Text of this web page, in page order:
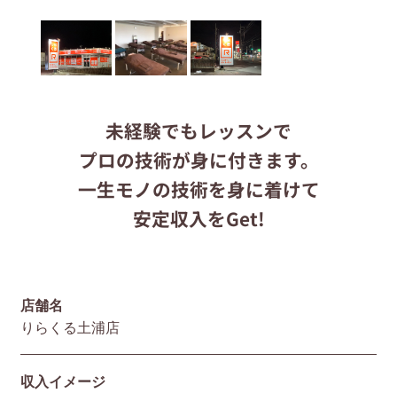
りらくるサイト
未経験でもレッスンで
プロの技術が身に付きます。
一生モノの技術を身に着けて
安定収入をGet!
店舗名
りらくる土浦店
収入イメージ